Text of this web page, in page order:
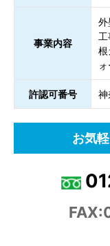
事業内容
外
工
根
許認可番号
お気